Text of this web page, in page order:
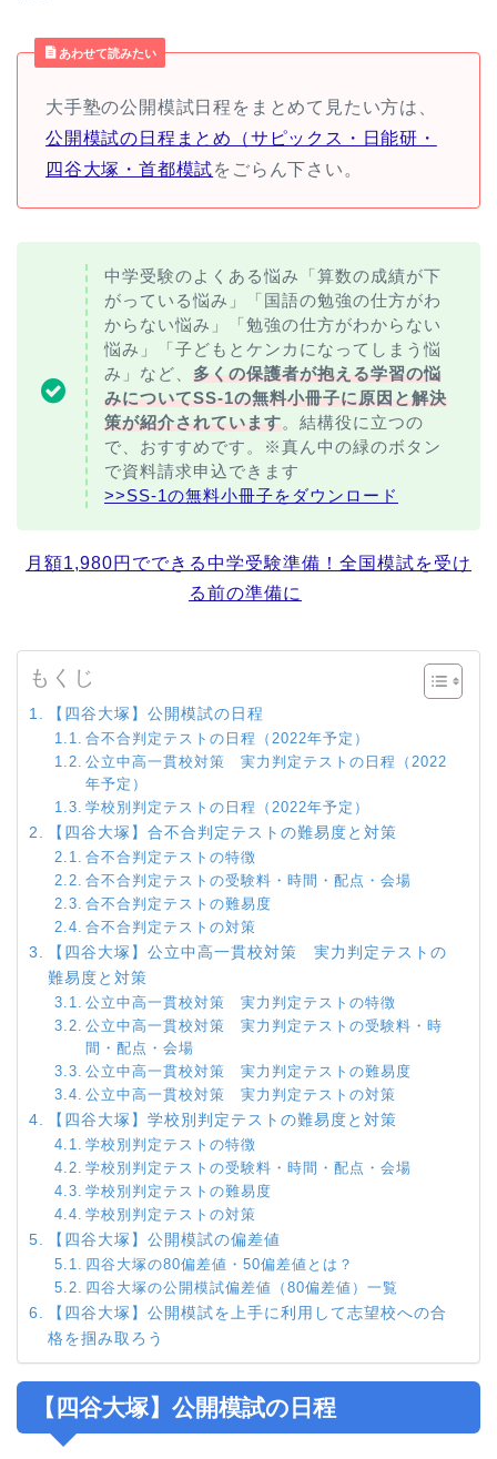
あわせて読みたい
大手塾の公開模試日程をまとめて見たい方は、
公開模試の日程まとめ（サピックス・日能研・
四谷大塚・首都模試をごらん下さい。
中学受験のよくある悩み「算数の成績が下
がっている悩み」「国語の勉強の仕方がわ
からない悩み」「勉強の仕方がわからない
悩み」「子どもとケンカになってしまう悩
み」など、 多くの保護者が抱える学習の悩
みについてSS-1の無料小冊子に原因と解決
策が紹介されています。結構役に立つの
で、おすすめです。※真ん中の緑のボタン
で資料請求申込できます
>>SS-1の無料小冊子をダウンロード
月額1,980円でできる中学受験準備！全国模試を受け
る前の準備に
もくじ
【四谷大塚】公開模試の日程
合不合判定テストの日程（2022年予定）
公立中高一貫校対策 実力判定テストの日程（2022
年予定）
学校別判定テストの日程（2022年予定）
【四谷大塚】合不合判定テストの難易度と対策
合不合判定テストの特徴
合不合判定テストの受験料・時間・配点・会場
合不合判定テストの難易度
合不合判定テストの対策
【四谷大塚】公立中高一貫校対策 実力判定テストの
難易度と対策
公立中高一貫校対策 実力判定テストの特徴
公立中高一貫校対策 実力判定テストの受験料・時
間・配点・会場
公立中高一貫校対策 実力判定テストの難易度
公立中高一貫校対策 実力判定テストの対策
【四谷大塚】学校別判定テストの難易度と対策
学校別判定テストの特徴
学校別判定テストの受験料・時間・配点・会場
学校別判定テストの難易度
学校別判定テストの対策
【四谷大塚】公開模試の偏差値
四谷大塚の80偏差値・50偏差値とは？
四谷大塚の公開模試偏差値（80偏差値）一覧
【四谷大塚】公開模試を上手に利用して志望校への合
格を掴み取ろう
【四谷大塚】公開模試の日程